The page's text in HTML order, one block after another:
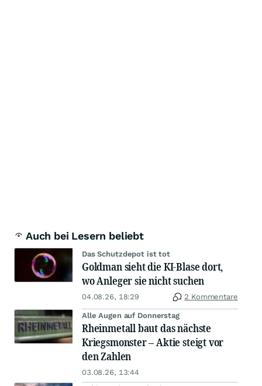
Auch bei Lesern beliebt
Das Schutzdepot ist tot
Goldman sieht die KI-Blase dort,
wo Anleger sie nicht suchen
04.08.26, 18:29 2 Kommentare
Alle Augen auf Donnerstag
Rheinmetall baut das nächste
Kriegsmonster – Aktie steigt vor
den Zahlen
03.08.26, 13:44